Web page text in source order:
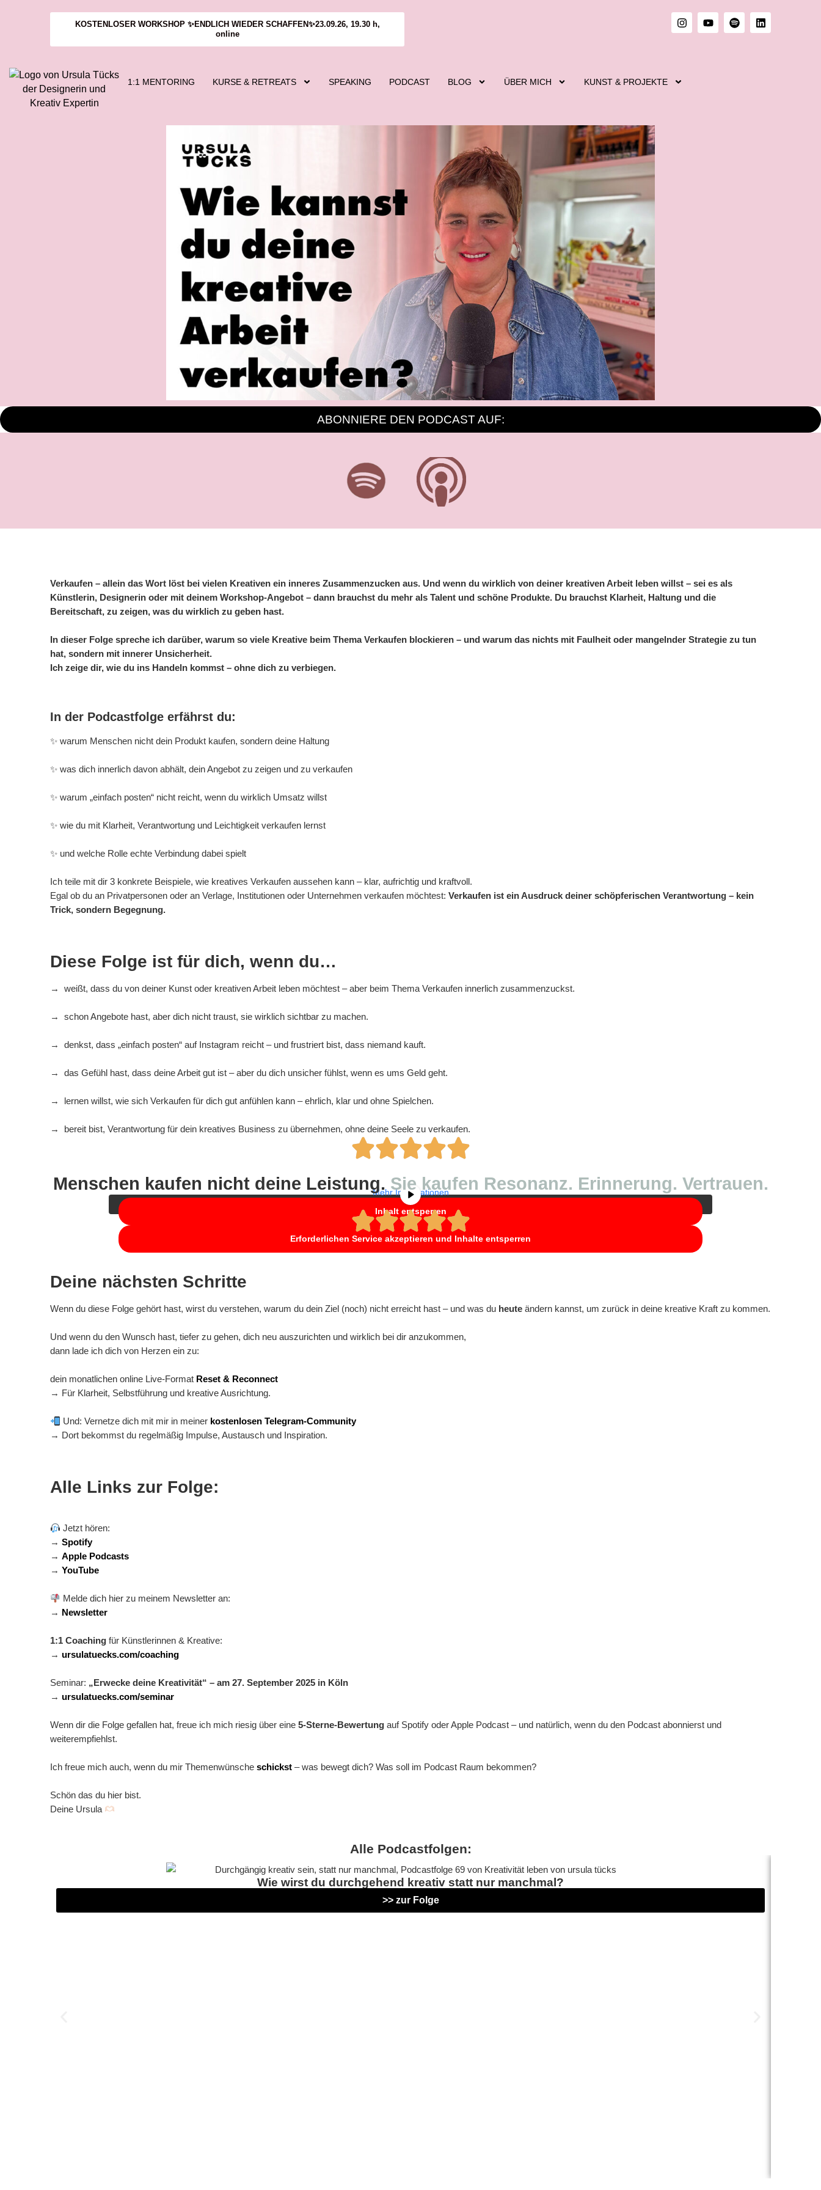
KOSTENLOSER WORKSHOP ✨ENDLICH WIEDER SCHAFFEN✨23.09.26, 19.30 h,
online
1:1 MENTORING KURSE & RETREATS SPEAKING PODCAST BLOG ÜBER MICH KUNST & PROJEKTE
ABONNIERE DEN PODCAST AUF:
Verkaufen – allein das Wort löst bei vielen Kreativen ein inneres Zusammenzucken aus. Und wenn du wirklich von deiner kreativen Arbeit leben willst – sei es als
Künstlerin, Designerin oder mit deinem Workshop-Angebot – dann brauchst du mehr als Talent und schöne Produkte. Du brauchst Klarheit, Haltung und die
Bereitschaft, zu zeigen, was du wirklich zu geben hast.
In dieser Folge spreche ich darüber, warum so viele Kreative beim Thema Verkaufen blockieren – und warum das nichts mit Faulheit oder mangelnder Strategie zu tun
hat, sondern mit innerer Unsicherheit.
Ich zeige dir, wie du ins Handeln kommst – ohne dich zu verbiegen.
In der Podcastfolge erfährst du:
✨ warum Menschen nicht dein Produkt kaufen, sondern deine Haltung
✨ was dich innerlich davon abhält, dein Angebot zu zeigen und zu verkaufen
✨ warum „einfach posten“ nicht reicht, wenn du wirklich Umsatz willst
✨ wie du mit Klarheit, Verantwortung und Leichtigkeit verkaufen lernst
✨ und welche Rolle echte Verbindung dabei spielt
Ich teile mit dir 3 konkrete Beispiele, wie kreatives Verkaufen aussehen kann – klar, aufrichtig und kraftvoll.
Egal ob du an Privatpersonen oder an Verlage, Institutionen oder Unternehmen verkaufen möchtest: Verkaufen ist ein Ausdruck deiner schöpferischen Verantwortung – kein
Trick, sondern Begegnung.
Diese Folge ist für dich, wenn du…
→ weißt, dass du von deiner Kunst oder kreativen Arbeit leben möchtest – aber beim Thema Verkaufen innerlich zusammenzuckst.
→ schon Angebote hast, aber dich nicht traust, sie wirklich sichtbar zu machen.
→ denkst, dass „einfach posten“ auf Instagram reicht – und frustriert bist, dass niemand kauft.
→ das Gefühl hast, dass deine Arbeit gut ist – aber du dich unsicher fühlst, wenn es ums Geld geht.
→ lernen willst, wie sich Verkaufen für dich gut anfühlen kann – ehrlich, klar und ohne Spielchen.
→ bereit bist, Verantwortung für dein kreatives Business zu übernehmen, ohne deine Seele zu verkaufen.
. Um auf den eigentlichen Inhalt zuzugreifen, klicken Sie auf die Schaltfläche unten. Bitte
Mehr Informationen
Inhalt entsperren
Erforderlichen Service akzeptieren und Inhalte entsperren
Menschen kaufen nicht deine Leistung. Sie kaufen Resonanz. Erinnerung. Vertrauen.
Deine nächsten Schritte
Wenn du diese Folge gehört hast, wirst du verstehen, warum du dein Ziel (noch) nicht erreicht hast – und was du heute ändern kannst, um zurück in deine kreative Kraft zu kommen.
Und wenn du den Wunsch hast, tiefer zu gehen, dich neu auszurichten und wirklich bei dir anzukommen,
dann lade ich dich von Herzen ein zu:
dein monatlichen online Live-Format Reset & Reconnect
→ Für Klarheit, Selbstführung und kreative Ausrichtung.
Und: Vernetze dich mit mir in meiner kostenlosen Telegram-Community
→ Dort bekommst du regelmäßig Impulse, Austausch und Inspiration.
Alle Links zur Folge:
Jetzt hören:
→ Spotify
→ Apple Podcasts
→ YouTube
Melde dich hier zu meinem Newsletter an:
→ Newsletter
1:1 Coaching für Künstlerinnen & Kreative:
→ ursulatuecks.com/coaching
Seminar: „Erwecke deine Kreativität“ – am 27. September 2025 in Köln
→ ursulatuecks.com/seminar
Wenn dir die Folge gefallen hat, freue ich mich riesig über eine 5-Sterne-Bewertung auf Spotify oder Apple Podcast – und natürlich, wenn du den Podcast abonnierst und
weiterempfiehlst.
Ich freue mich auch, wenn du mir Themenwünsche schickst – was bewegt dich? Was soll im Podcast Raum bekommen?
Schön das du hier bist.
Deine Ursula
Alle Podcastfolgen:
Wie wirst du durchgehend kreativ statt nur manchmal?
>> zur Folge